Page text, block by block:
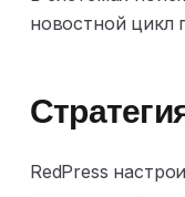
новостной цикл
RedPress